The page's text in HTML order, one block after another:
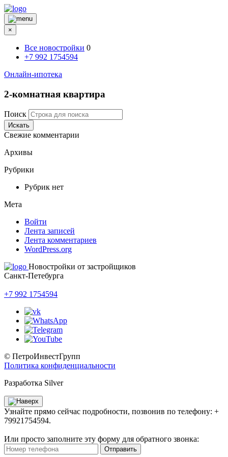
×
Все новостройки 0
+7 992 1754594
Онлайн-ипотека
2-комнатная квартира
Поиск
Искать
Свежие комментарии
Архивы
Рубрики
Рубрик нет
Мета
Войти
Лента записей
Лента комментариев
WordPress.org
Новостройки от застройщиков
Санкт-Петебурга
+7 992 1754594
© ПетроИнвестГрупп
Политика конфиденциальности
Разработка Silver
Узнайте прямо сейчас подробности, позвонив по телефону: +
79921754594.
Или просто заполните эту форму для обратного звонка:
Отправить